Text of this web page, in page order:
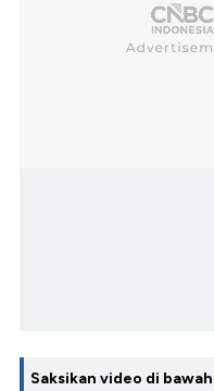
Saksikan video di